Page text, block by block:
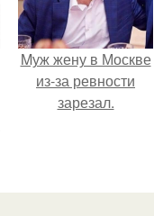
Mуж жену в Москве
из-за ревности
зарезал.